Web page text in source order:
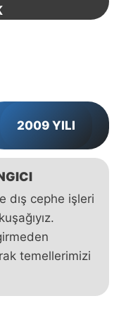
2009 YILI
dış cephe işleri
temellerimizi